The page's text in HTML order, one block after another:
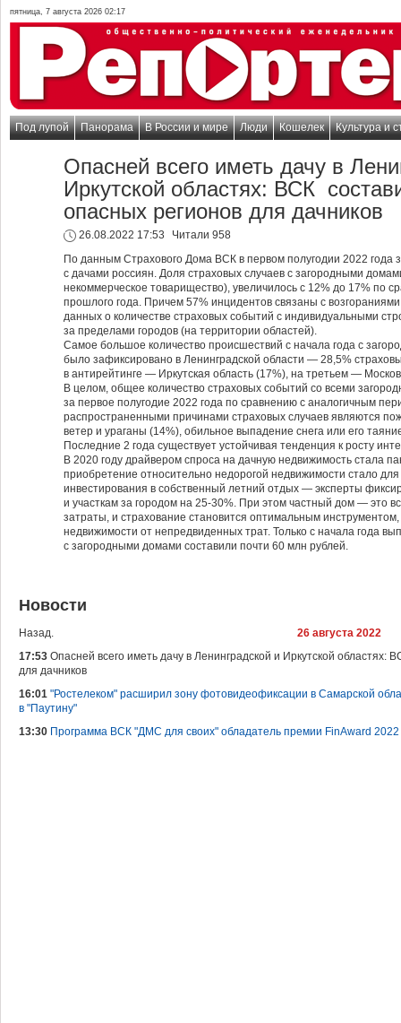
пятница, 7 августа 2026 02:17
Под лупой Панорама В России и мире Люди Кошелек Культура и
Опасней всего иметь дачу в
Иркутской областях: ВСК
опасных регионов для дачников
26.08.2022 17:53
Читали 958
По данным Страхового Дома ВСК в первом полугодии 2022 года
с дачами россиян. Доля страховых случаев с загородными
некоммерческое товарищество), увеличилось с 12% до 17% по
прошлого года. Причем 57% инцидентов связаны с
данных о количестве страховых событий с индивидуальными
за пределами городов (на территории областей).
Самое большое количество происшествий с начала года с
было зафиксировано в Ленинградской области — 28,5%
в антирейтинге — Иркутская область (17%), на третьем —
В целом, общее количество страховых событий со всеми
за первое полугодие 2022 года по сравнению с аналогичным
распространенными причинами страховых случаев являются
ветер и ураганы (14%), обильное выпадение снега или его
Последние 2 года существует устойчивая тенденция к росту
В 2020 году драйвером спроса на дачную недвижимость стала
приобретение относительно недорогой недвижимости стало
инвестирования в собственный летний отдых — эксперты
и участкам за городом на 25-30%. При этом частный дом — это
затраты, и страхование становится оптимальным
недвижимости от непредвиденных трат. Только с начала года
с загородными домами составили почти 60 млн рублей.
Новости
Назад.
26 августа 2022
17:53 Опасней всего иметь дачу в Ленинградской и Иркутской областях:
для дачников
16:01 "Ростелеком" расширил зону фотовидеофиксации в Самарской
в "Паутину"
13:30 Программа ВСК "ДМС для своих" обладатель премии FinAward 2022